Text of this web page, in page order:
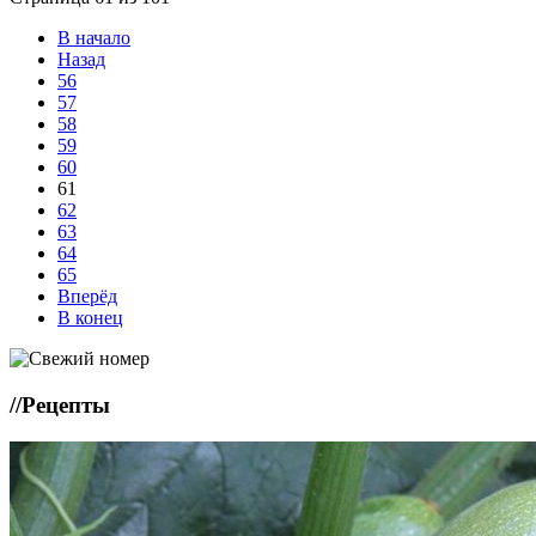
В начало
Назад
56
57
58
59
60
61
62
63
64
65
Вперёд
В конец
//Рецепты